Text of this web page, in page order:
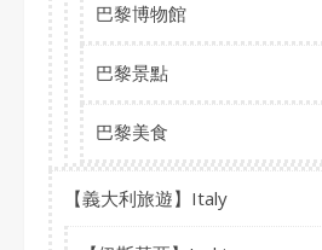
巴黎博物館
巴黎景點
巴黎美食
【義大利旅遊】Italy